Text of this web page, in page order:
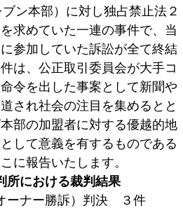
ン本部）に対し独占禁止法２
求めていた一連の事件で、当
参加していた訴訟が全て終結
は、公正取引委員会が大手コ
令を出した事案として新聞や
され社会の注目を集めるとと
部の加盟者に対する優越的地
して意義を有するものである
に報告いたします。
所における裁判結果
ーナー勝訴）判決 ３件